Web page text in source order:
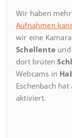
Wir haben
Aufnahmen
wir eine
Schellente
dort brüten
Webcams in
Eschenbach
aktiviert.